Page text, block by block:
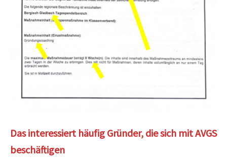
Das interessiert häufig Gründer, die sich mit AVGS
beschäftigen